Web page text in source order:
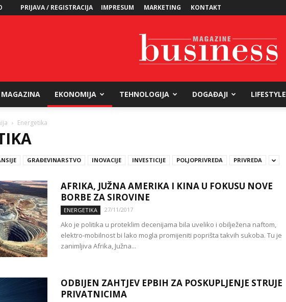
PRIJAVA / REGISTRACIJA IMPRESUM MARKETING KONTAKT
EKONOMIJA TEHNOLOGIJA DOGAĐAJI LIFESTYLE
Energetika
GRAĐEVINARSTVO INOVACIJE INVESTICIJE POLJOPRIVREDA PRIVREDA
AFRIKA, JUŽNA AMERIKA I KINA U FOKUSU NOVE
BORBE ZA SIROVINE
ENERGETIKA 27/11/2017
Ako je politika u proteklim decenijama bila uveliko i obilježena naftom,
elektro-mobilnost bi lako mogla promijeniti poprišta takvih sukoba. Tu je
zanimljiva Afrika, Južna...
ODBIJEN ZAHTJEV EPBIH ZA POSKUPLJENJE STRUJE
PRIVATNICIMA